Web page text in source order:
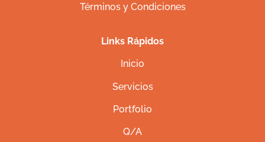
Términos y Condiciones
Links Rápidos
Inicio
Servicios
Portfolio
Q/A